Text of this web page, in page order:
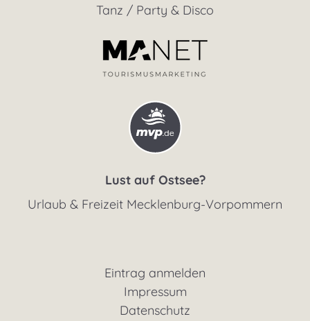
Tanz / Party & Disco
Lust auf Ostsee?
Urlaub & Freizeit Mecklenburg-Vorpommern
Eintrag anmelden
Impressum
Datenschutz